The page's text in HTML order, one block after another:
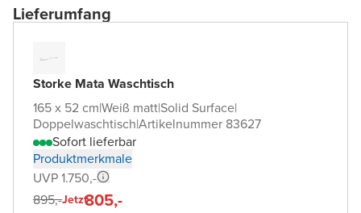
Lieferumfang
Storke Mata Waschtisch
165 x 52 cm|Weiß matt|Solid Surface|
Doppelwaschtisch|Artikelnummer 83627
Sofort lieferbar
Produktmerkmale
UVP 1.750,-
895,-Jetzt805,-